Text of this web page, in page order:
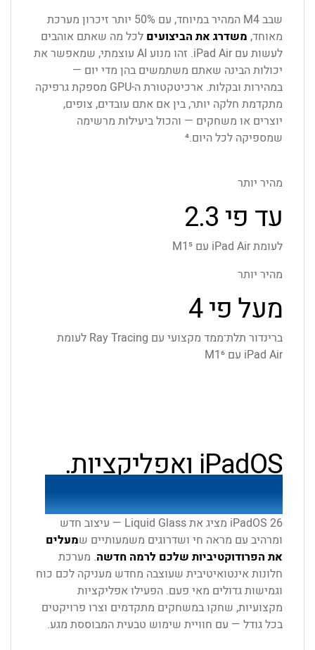
שבב M4 המהיר במיוחד, עם ‎50%‎ יותר זיכרון מערכת
מאוחד, משדרג את הביצועים לכל מה שאתם אוהבים
לעשות עם iPad Air. זהו מנוע AI עוצמתי, שמאפשר את
יכולות הבינה שאתם משתמשים בהן מדי יום —
במהירות ובקלות. ארכיטקטורת ה-GPU מספקת גרפיקה
מתקדמת חלקה יותר, בין אם אתם עובדים, צופים,
יוצרים או משחקים — והכול ביעילות מרשימה
שמספיקה לכל היום.⁴
מהיר יותר
עד פי ‎2.3
לעומת iPad Air עם M1⁵
מהיר יותר
מעל פי ‎4
ברינדור תלת־ממד מקצועי עם Ray Tracing לעומת
iPad Air עם M1⁶
iPadOS ואפליקציות.
תעברו את הכול בקלות.
iPadOS 26 מציג את Liquid Glass — עיצוב חדש
ומרהיב עם מראה חי ושדרוגים משמעותיים שמעלים
את הפרודוקטיביות שלכם לרמה חדשה. מערכת
חלונות אינטואיטיבית שעוצבה מחדש מעניקה לכם כוח
וגמישות גדולים מאי פעם. הפעילו אפליקציות
מקצועיות, שחקו במשחקים מתקדמים וצרו פרויקטים
בכל גודל — עם חוויית שימוש טבעית המבוססת מגע.